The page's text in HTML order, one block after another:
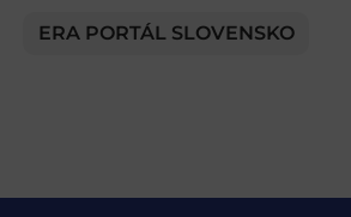
ERA PORTÁL SLOVENSKO